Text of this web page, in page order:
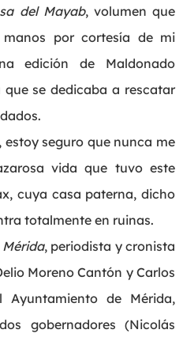
del Mayab, volumen que
por cortesía de mi
edición de Maldonado
que se dedicaba a rescatar
estoy seguro que nunca me
vida que tuvo este
cuya casa paterna, dicho
totalmente en ruinas.
, periodista y cronista
Moreno Cantón y Carlos
Ayuntamiento de Mérida,
gobernadores (Nicolás